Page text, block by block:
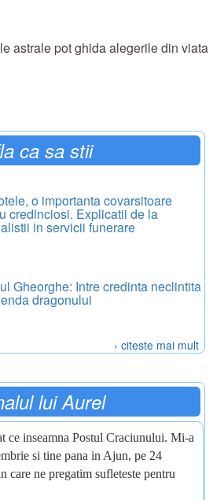
astrale pot ghida alegerile din viata
ca sa stii
o importanta covarsitoare
credinciosi. Explicatii de la
in servicii funerare
Gheorghe: Intre credinta neclintita
dragonului
› citeste mai mult
lui Aurel
ce inseamna Postul Craciunului. Mi-a
si tine pana in Ajun, pe 24
care ne pregatim sufleteste pentru